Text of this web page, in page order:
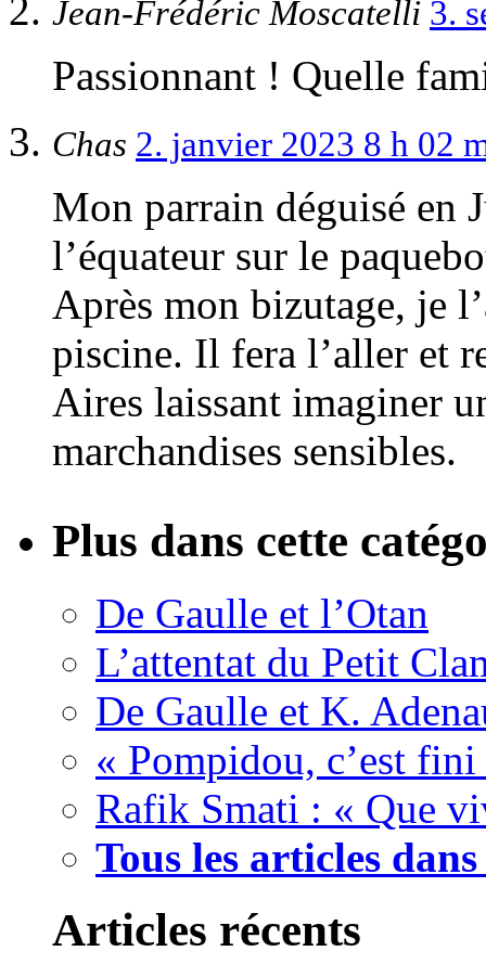
Jean-Frédéric Moscatelli 3.
Passionnant ! Quelle
Chas 2. janvier 2023 8 h 02
Mon parrain déguisé en
l’équateur sur le
Après mon bizutage, je
piscine. Il fera l’aller et
Aires laissant imaginer
marchandises sensibles.
Plus dans cette
De Gaulle et l’Otan
L’attentat du Petit
De Gaulle et K.
« Pompidou, c’est
Rafik Smati : « Que
Tous les articles
Articles récents